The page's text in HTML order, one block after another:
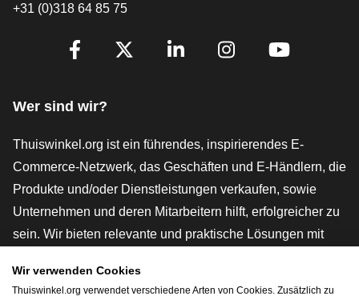
+31 (0)318 64 85 75
[_General:SocialMediaTitle]
Wer sind wir?
Thuiswinkel.org ist ein führendes, inspirierendes E-
Commerce-Netzwerk, das Geschäften und E-Händlern, die
Produkte und/oder Dienstleistungen verkaufen, sowie
Unternehmen und deren Mitarbeitern hilft, erfolgreicher zu
sein. Wir bieten relevante und praktische Lösungen mit
rechtlichen Instrumenten und Beratung,
Wir verwenden Cookies
Thuiswinkel.org verwendet verschiedene Arten von Cookies. Zusätzlich zu